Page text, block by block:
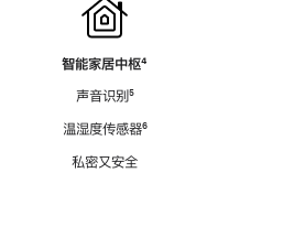
智能家居中枢脚
⁴
声音识别脚
⁵
温湿度传感器脚
⁶
私密又安全